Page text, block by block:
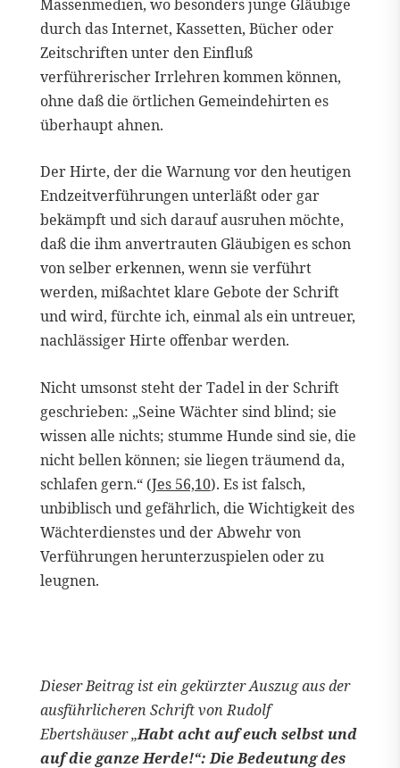
Massenmedien, wo besonders junge Gläubige
durch das Internet, Kassetten, Bücher oder
Zeitschriften unter den Einfluß
verführerischer Irrlehren kommen können,
ohne daß die örtlichen Gemeindehirten es
überhaupt ahnen.
Der Hirte, der die Warnung vor den heutigen
Endzeitverführungen unterläßt oder gar
bekämpft und sich darauf ausruhen möchte,
daß die ihm anvertrauten Gläubigen es schon
von selber erkennen, wenn sie verführt
werden, mißachtet klare Gebote der Schrift
und wird, fürchte ich, einmal als ein untreuer,
nachlässiger Hirte offenbar werden.
Nicht umsonst steht der Tadel in der Schrift
geschrieben: „Seine Wächter sind blind; sie
wissen alle nichts; stumme Hunde sind sie, die
nicht bellen können; sie liegen träumend da,
schlafen gern.“ (Jes 56,10). Es ist falsch,
unbiblisch und gefährlich, die Wichtigkeit des
Wächterdienstes und der Abwehr von
Verführungen herunterzuspielen oder zu
leugnen.
Dieser Beitrag ist ein gekürzter Auszug aus der
ausführlicheren Schrift von Rudolf
Ebertshäuser „Habt acht auf euch selbst und
auf die ganze Herde!“: Die Bedeutung des